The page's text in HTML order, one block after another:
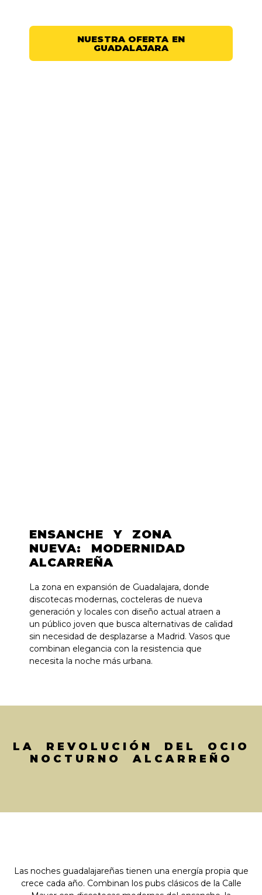
NUESTRA OFERTA EN
GUADALAJARA
ENSANCHE Y ZONA
NUEVA: MODERNIDAD
ALCARREÑA
La zona en expansión de Guadalajara, donde
discotecas modernas, cocteleras de nueva
generación y locales con diseño actual atraen a
un público joven que busca alternativas de calidad
sin necesidad de desplazarse a Madrid. Vasos que
combinan elegancia con la resistencia que
necesita la noche más urbana.
LA REVOLUCIÓN DEL OCIO
NOCTURNO ALCARREÑO
Las noches guadalajareñas tienen una energía propia que
crece cada año. Combinan los pubs clásicos de la Calle